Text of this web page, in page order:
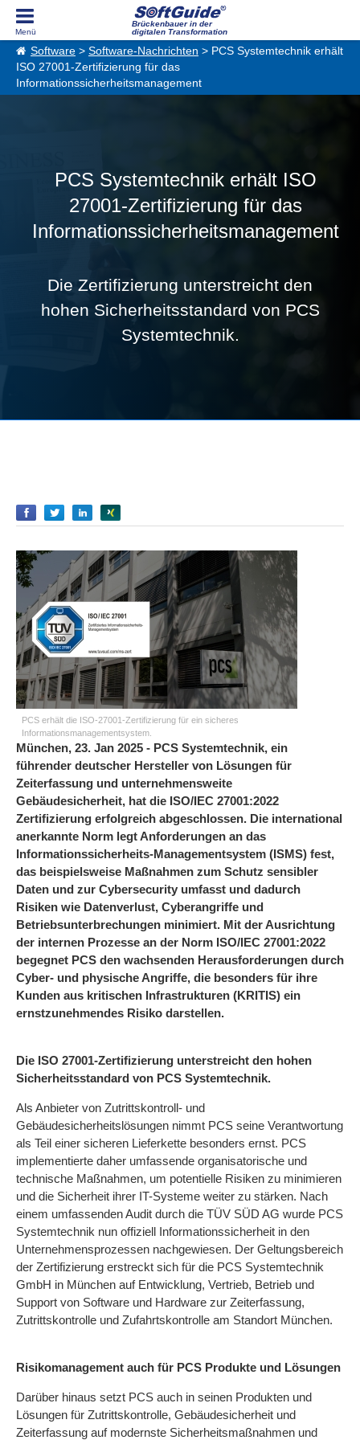
Brückenbauer in der
digitalen Transformation
Software > Software-Nachrichten > PCS Systemtechnik erhält
ISO 27001-Zertifizierung für das
Informationssicherheitsmanagement
PCS Systemtechnik erhält ISO
27001-Zertifizierung für das
Informationssicherheitsmanagement
Die Zertifizierung unterstreicht den
hohen Sicherheitsstandard von PCS
Systemtechnik.
EmpfehlenEmpfehlenEmpfehlen
PCS erhält die ISO-27001-Zertifizierung für ein sicheres
Informationsmanagementsystem.
München, 23. Jan 2025 - PCS Systemtechnik, ein
führender deutscher Hersteller von Lösungen für
Zeiterfassung und unternehmensweite
Gebäudesicherheit, hat die ISO/IEC 27001:2022
Zertifizierung erfolgreich abgeschlossen. Die international
anerkannte Norm legt Anforderungen an das
Informationssicherheits-Managementsystem (ISMS) fest,
das beispielsweise Maßnahmen zum Schutz sensibler
Daten und zur Cybersecurity umfasst und dadurch
Risiken wie Datenverlust, Cyberangriffe und
Betriebsunterbrechungen minimiert. Mit der Ausrichtung
der internen Prozesse an der Norm ISO/IEC 27001:2022
begegnet PCS den wachsenden Herausforderungen durch
Cyber- und physische Angriffe, die besonders für ihre
Kunden aus kritischen Infrastrukturen (KRITIS) ein
ernstzunehmendes Risiko darstellen.
Die ISO 27001-Zertifizierung unterstreicht den hohen
Sicherheitsstandard von PCS Systemtechnik.
Als Anbieter von Zutrittskontroll- und
Gebäudesicherheitslösungen nimmt PCS seine Verantwortung
als Teil einer sicheren Lieferkette besonders ernst. PCS
implementierte daher umfassende organisatorische und
technische Maßnahmen, um potentielle Risiken zu minimieren
und die Sicherheit ihrer IT-Systeme weiter zu stärken. Nach
einem umfassenden Audit durch die TÜV SÜD AG wurde PCS
Systemtechnik nun offiziell Informationssicherheit in den
Unternehmensprozessen nachgewiesen. Der Geltungsbereich
der Zertifizierung erstreckt sich für die PCS Systemtechnik
GmbH in München auf Entwicklung, Vertrieb, Betrieb und
Support von Software und Hardware zur Zeiterfassung,
Zutrittskontrolle und Zufahrtskontrolle am Standort München.
Risikomanagement auch für PCS Produkte und Lösungen
Darüber hinaus setzt PCS auch in seinen Produkten und
Lösungen für Zutrittskontrolle, Gebäudesicherheit und
Zeiterfassung auf modernste Sicherheitsmaßnahmen und